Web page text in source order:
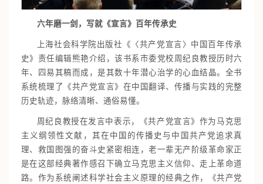
六年磨一剑 ， 写就《宣言》 百年传承史
上海社会科学院出版社《〈共产党宣言〉中国百年传承
史》责任编辑熊艳介绍，该书系市委党校周纪良教授历时六
年、四易其稿而成，是其数十年潜心治学的心血结晶。全书
系统梳理了《共产党宣言》在中国翻译、传播与实践的完整
历史轨迹，脉络清晰、通俗易懂。
周纪良教授在发言中表示，《共产党宣言》作为马克思
主义纲领性文献，其在中国的传播史与中国共产党追求真
理、救国图强的奋斗史紧密相连，老一辈无产阶级革命家正
是在这部经典著作感召下确立马克思主义信仰、走上革命道
路。作为系统阐述科学社会主义原理的经典之作，《共产党